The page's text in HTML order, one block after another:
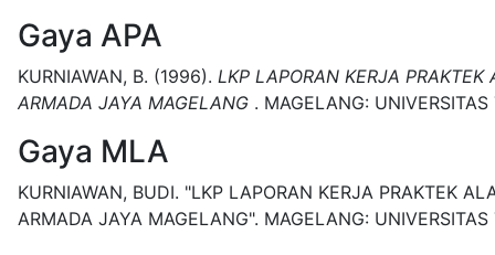
Gaya APA
KURNIAWAN, B. (1996). LKP LAPORAN KERJA
ARMADA JAYA MAGELANG . MAGELANG: UNIVERSITAS
Gaya MLA
KURNIAWAN, BUDI. "LKP LAPORAN KERJA PRAKTEK
ARMADA JAYA MAGELANG". MAGELANG: UNIVERSITAS